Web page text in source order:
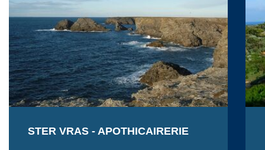
STER VRAS - APOTHICAIRERIE